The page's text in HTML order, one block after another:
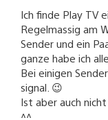
Ich finde Play TV
Regelmassig am
Sender und ein
ganze habe ich
Bei einigen
signal. 😉
Ist aber auch
^^